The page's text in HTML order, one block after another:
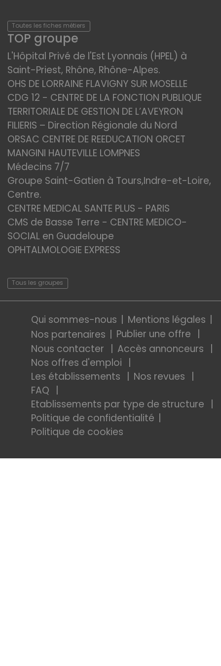
Toutes les fiches métiers
TOP groupe
L'Hôpital Privé de l'Est Lyonnais (HPEL) à
Saint-Priest, Rhône, Rhône-Alpes.
OHS DE LORRAINE FLAVIGNY SUR MOSELLE
CDG 12 - CENTRE DE LA FONCTION PUBLIQUE
TERRITORIALE DE GESTION DE L’AVEYRON
FILIERIS – Direction Régionale du Nord
ORSAC CENTRE DE REEDUCATION ORCET
MANGINI HAUTEVILLE LOMPNES
Médecins 7/7
Groupe Saint-Gatien à Tours,Indre-et-Loire,
Centre.
CENTRE MEDICAL SANTE PLUS - PARIS
CMS de Basse Terre - CENTRE MEDICO-
SOCIAL en Guadeloupe
OPHTALMOLOGIE EXPRESS
Tous les groupes
Qui sommes-nous
Mentions légales
Nos partenaires
Publier une offre
Nous contacter
Accès annonceurs
Nos offres d'emploi
Les établissements
Nos revues
FAQ
Etablissements par type de structure
Politique de confidentialité
Politique de cookies